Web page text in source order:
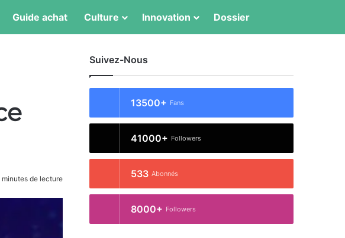
Guide achat Culture Innovation Dossier
minutes de lecture
Suivez-Nous
13500+ Fans
41000+ Followers
533 Abonnés
8000+ Followers